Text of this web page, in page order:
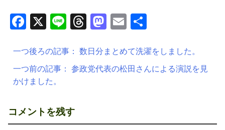
Facebook
X LineThreads
Mastodon
Email
投
稿
ナ
ゲ
ー
一つ後ろの記事： 数日分まとめて洗濯をしました。
一つ前の記事： 参政党代表の松田さんによる演説を見
かけました。
コメントを残す